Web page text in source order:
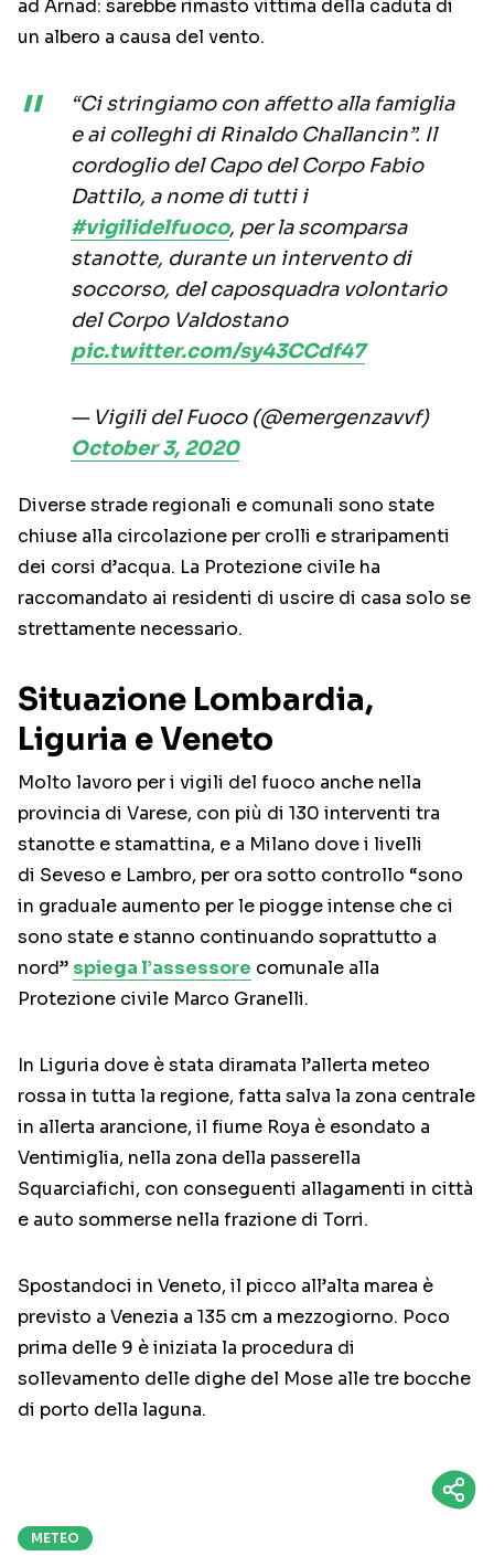
ad Arnad: sarebbe rimasto vittima della caduta di
un albero a causa del vento.
“Ci stringiamo con affetto alla famiglia
e ai colleghi di Rinaldo Challancin”. Il
cordoglio del Capo del Corpo Fabio
Dattilo, a nome di tutti i
#vigilidelfuoco, per la scomparsa
stanotte, durante un intervento di
soccorso, del caposquadra volontario
del Corpo Valdostano
pic.twitter.com/sy43CCdf47
— Vigili del Fuoco (@emergenzavvf)
October 3, 2020
Diverse strade regionali e comunali sono state
chiuse alla circolazione per crolli e straripamenti
dei corsi d’acqua. La Protezione civile ha
raccomandato ai residenti di uscire di casa solo se
strettamente necessario.
Situazione Lombardia,
Liguria e Veneto
Molto lavoro per i vigili del fuoco anche nella
provincia di Varese, con più di 130 interventi tra
stanotte e stamattina, e a Milano dove i livelli
di Seveso e Lambro, per ora sotto controllo “sono
in graduale aumento per le piogge intense che ci
sono state e stanno continuando soprattutto a
nord” spiega l’assessore comunale alla
Protezione civile Marco Granelli.
In Liguria dove è stata diramata l’allerta meteo
rossa in tutta la regione, fatta salva la zona centrale
in allerta arancione, il fiume Roya è esondato a
Ventimiglia, nella zona della passerella
Squarciafichi, con conseguenti allagamenti in città
e auto sommerse nella frazione di Torri.
Spostandoci in Veneto, il picco all’alta marea è
previsto a Venezia a 135 cm a mezzogiorno. Poco
prima delle 9 è iniziata la procedura di
sollevamento delle dighe del Mose alle tre bocche
di porto della laguna.
METEO